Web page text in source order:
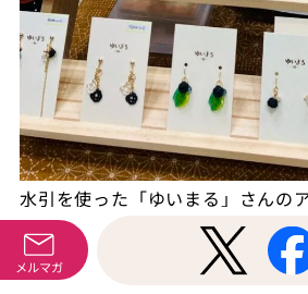
水引を使った「ゆいまる」さんの
メルマガ